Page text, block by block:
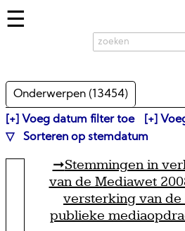
Onderwerpen (13454)
Voeg datum filter toe
Sorteren op stemdatum
Stemmingen in
van de Mediawet
versterking van
publieke